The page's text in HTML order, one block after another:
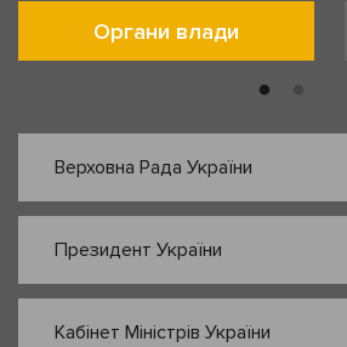
Органи влади
Верховна Рада України
Президент України
Кабінет Міністрів України